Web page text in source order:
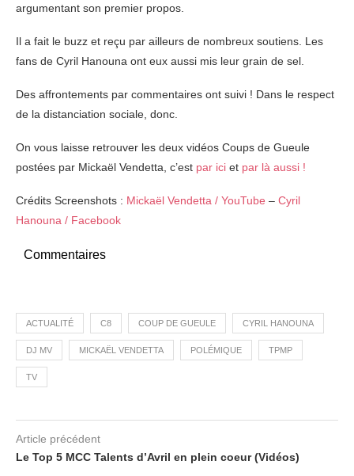
argumentant son premier propos.
Il a fait le buzz et reçu par ailleurs de nombreux soutiens. Les
fans de Cyril Hanouna ont eux aussi mis leur grain de sel.
Des affrontements par commentaires ont suivi ! Dans le respect
de la distanciation sociale, donc.
On vous laisse retrouver les deux vidéos Coups de Gueule
postées par Mickaël Vendetta, c’est par ici et par là aussi !
Crédits Screenshots : Mickaël Vendetta / YouTube – Cyril
Hanouna / Facebook
Commentaires
ACTUALITÉ C8 COUP DE GUEULE CYRIL HANOUNA
DJ MV MICKAËL VENDETTA POLÉMIQUE TPMP
TV
Article précédent
Le Top 5 MCC Talents d’Avril en plein coeur (Vidéos)